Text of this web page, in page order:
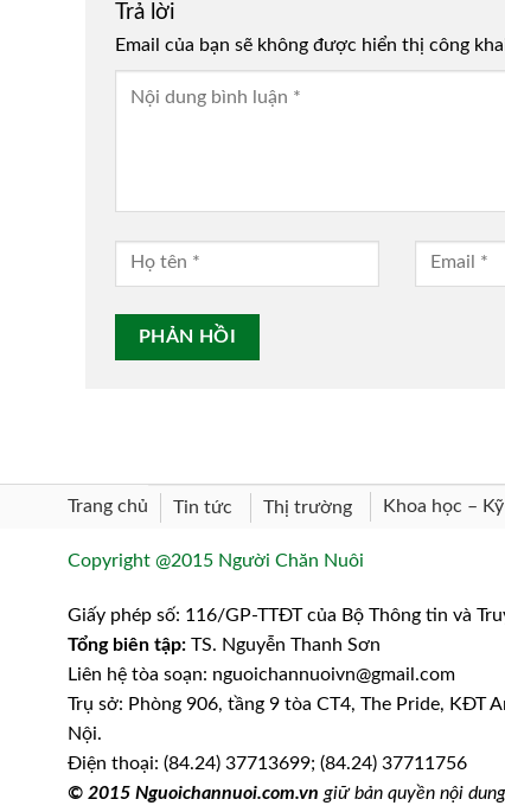
Trả lời
Email của bạn sẽ không được hiển thị công
Alternative:
Trang chủ Tin tức Thị trường Khoa học –
Copyright @2015 Người Chăn Nuôi
Giấy phép số: 116/GP-TTĐT của Bộ Thông tin và
Tổng biên tập: TS. Nguyễn Thanh Sơn
Liên hệ tòa soạn: nguoichannuoivn@gmail.com
Trụ sở: Phòng 906, tầng 9 tòa CT4, The Pride, KĐT
Nội.
Điện thoại: (84.24) 37713699; (84.24) 37711756
© 2015 Nguoichannuoi.com.vn giữ bản quyền nội